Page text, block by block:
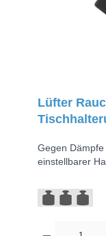
Lüfter
Gegen
einstellbarer